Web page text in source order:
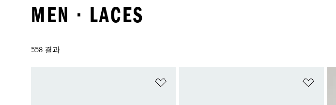
MEN · LACES
558 결과